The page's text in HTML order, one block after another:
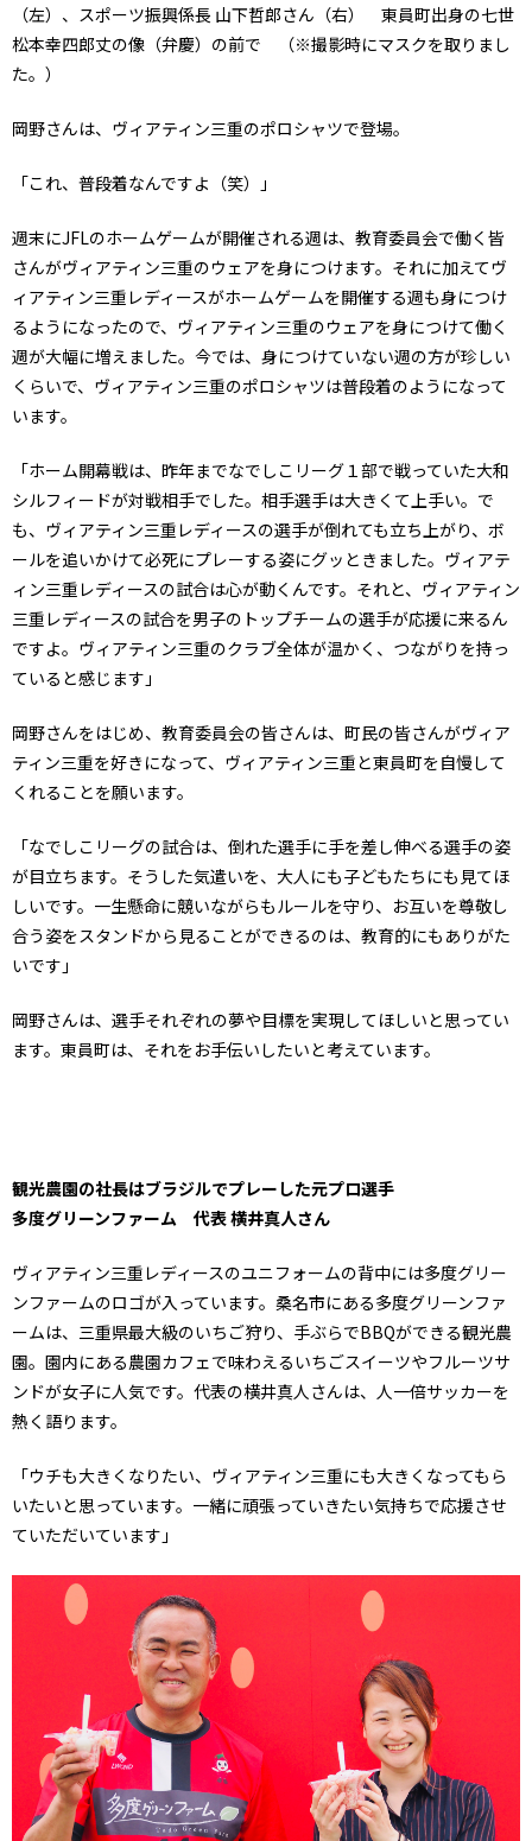
（左）、スポーツ振興係長 山下哲郎さん（右） 東員町出身の七世
松本幸四郎丈の像（弁慶）の前で （※撮影時にマスクを取りまし
た。）
岡野さんは、ヴィアティン三重のポロシャツで登場。
「これ、普段着なんですよ（笑）」
週末にJFLのホームゲームが開催される週は、教育委員会で働く皆
さんがヴィアティン三重のウェアを身につけます。それに加えてヴ
ィアティン三重レディースがホームゲームを開催する週も身につけ
るようになったので、ヴィアティン三重のウェアを身につけて働く
週が大幅に増えました。今では、身につけていない週の方が珍しい
くらいで、ヴィアティン三重のポロシャツは普段着のようになって
います。
「ホーム開幕戦は、昨年までなでしこリーグ１部で戦っていた大和
シルフィードが対戦相手でした。相手選手は大きくて上手い。で
も、ヴィアティン三重レディースの選手が倒れても立ち上がり、ボ
ールを追いかけて必死にプレーする姿にグッときました。ヴィアテ
ィン三重レディースの試合は心が動くんです。それと、ヴィアティン
三重レディースの試合を男子のトップチームの選手が応援に来るん
ですよ。ヴィアティン三重のクラブ全体が温かく、つながりを持っ
ていると感じます」
岡野さんをはじめ、教育委員会の皆さんは、町民の皆さんがヴィア
ティン三重を好きになって、ヴィアティン三重と東員町を自慢して
くれることを願います。
「なでしこリーグの試合は、倒れた選手に手を差し伸べる選手の姿
が目立ちます。そうした気遣いを、大人にも子どもたちにも見てほ
しいです。一生懸命に競いながらもルールを守り、お互いを尊敬し
合う姿をスタンドから見ることができるのは、教育的にもありがた
いです」
岡野さんは、選手それぞれの夢や目標を実現してほしいと思ってい
ます。東員町は、それをお手伝いしたいと考えています。
観光農園の社長はブラジルでプレーした元プロ選手
多度グリーンファーム 代表 横井真人さん
ヴィアティン三重レディースのユニフォームの背中には多度グリー
ンファームのロゴが入っています。桑名市にある多度グリーンファ
ームは、三重県最大級のいちご狩り、手ぶらでBBQができる観光農
園。園内にある農園カフェで味わえるいちごスイーツやフルーツサ
ンドが女子に人気です。代表の横井真人さんは、人一倍サッカーを
熱く語ります。
「ウチも大きくなりたい、ヴィアティン三重にも大きくなってもら
いたいと思っています。一緒に頑張っていきたい気持ちで応援させ
ていただいています」